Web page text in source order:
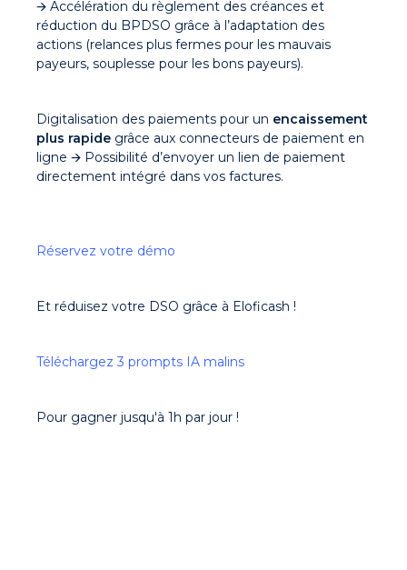
🡪 Accélération du règlement des créances et
réduction du BPDSO grâce à l’adaptation des
actions (relances plus fermes pour les mauvais
payeurs, souplesse pour les bons payeurs).
Digitalisation des paiements pour un encaissement
plus rapide grâce aux connecteurs de paiement en
ligne 🡪 Possibilité d’envoyer un lien de paiement
directement intégré dans vos factures.
Réservez votre démo
Et réduisez votre DSO grâce à Eloficash !
Téléchargez 3 prompts IA malins
Pour gagner jusqu'à 1h par jour !